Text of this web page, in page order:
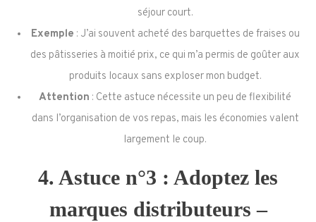
séjour court.
Exemple : J’ai souvent acheté des barquettes de fraises ou
des pâtisseries à moitié prix, ce qui m’a permis de goûter aux
produits locaux sans exploser mon budget.
Attention : Cette astuce nécessite un peu de flexibilité
dans l’organisation de vos repas, mais les économies valent
largement le coup.
4. Astuce n°3 : Adoptez les
marques distributeurs –